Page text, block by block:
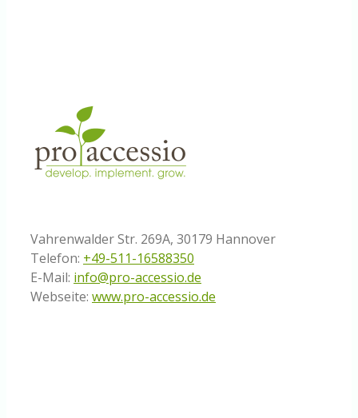
Vahrenwalder Str. 269A, 30179 Hannover
Telefon: +49-511-16588350
E-Mail: info@pro-accessio.de
Webseite: www.pro-accessio.de